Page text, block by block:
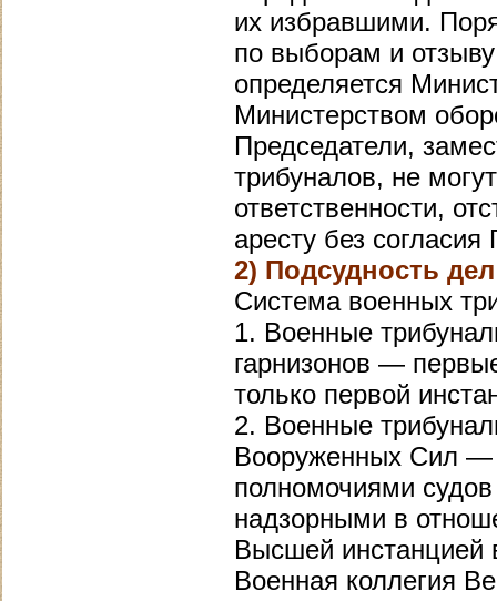
их избравшими.
по выборам и
определяется
Министерством
Председатели,
трибуналов, не
ответственности,
аресту без
2) Подсудность
Система военных
1. Военные
гарнизонов —
только первой
2. Военные
Вооруженных Сил —
полномочиями
надзорными в
Высшей инстанцией
Военная коллегия